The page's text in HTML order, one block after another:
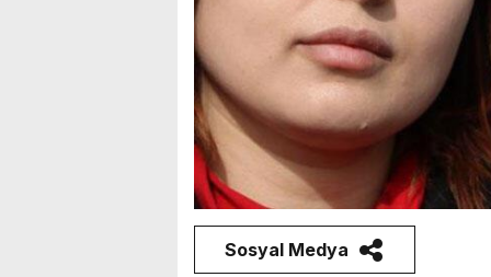
Sosyal Medya